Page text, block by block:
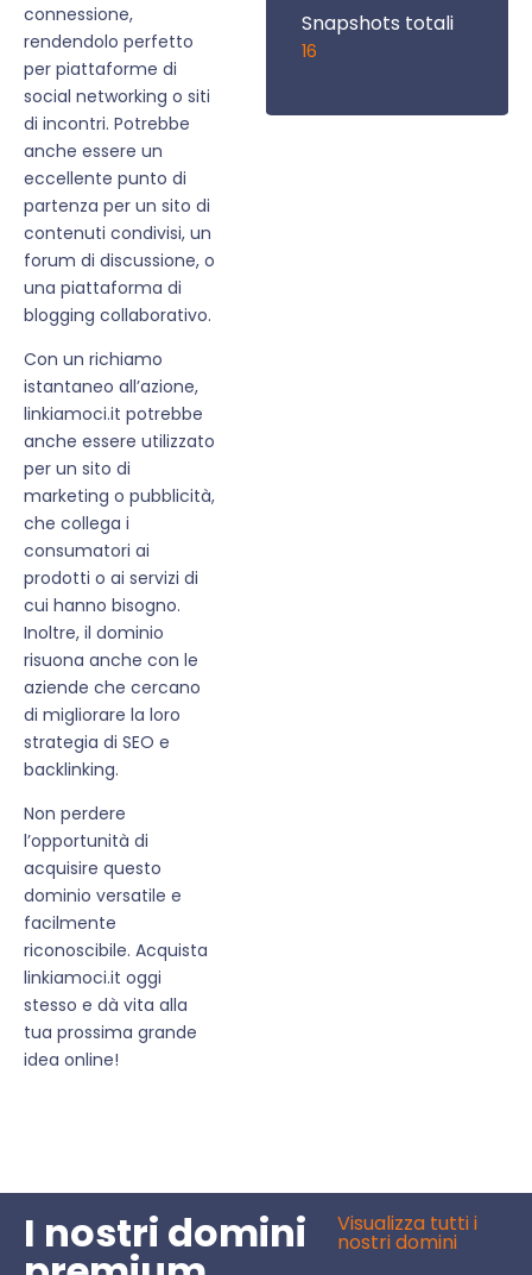
connessione,
rendendolo perfetto
per piattaforme di
social networking o siti
di incontri. Potrebbe
anche essere un
eccellente punto di
partenza per un sito di
contenuti condivisi, un
forum di discussione, o
una piattaforma di
blogging collaborativo.
Con un richiamo
istantaneo all’azione,
linkiamoci.it potrebbe
anche essere utilizzato
per un sito di
marketing o pubblicità,
che collega i
consumatori ai
prodotti o ai servizi di
cui hanno bisogno.
Inoltre, il dominio
risuona anche con le
aziende che cercano
di migliorare la loro
strategia di SEO e
backlinking.
Non perdere
l’opportunità di
acquisire questo
dominio versatile e
facilmente
riconoscibile. Acquista
linkiamoci.it oggi
stesso e dà vita alla
tua prossima grande
idea online!
Snapshots totali
16
I nostri domini Visualizza tutti i
nostri domini